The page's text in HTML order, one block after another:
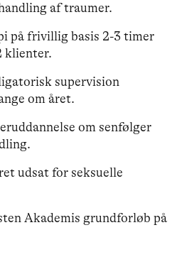
af traumer.
på frivillig basis 2-3 timer
klienter.
supervision
om året.
om senfølger
udsat for seksuelle
Akademis grundforløb på